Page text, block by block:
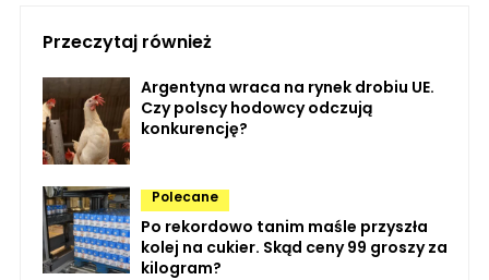
Przeczytaj również
Argentyna wraca na rynek drobiu UE.
Czy polscy hodowcy odczują
konkurencję?
Polecane
Po rekordowo tanim maśle przyszła
kolej na cukier. Skąd ceny 99 groszy za
kilogram?